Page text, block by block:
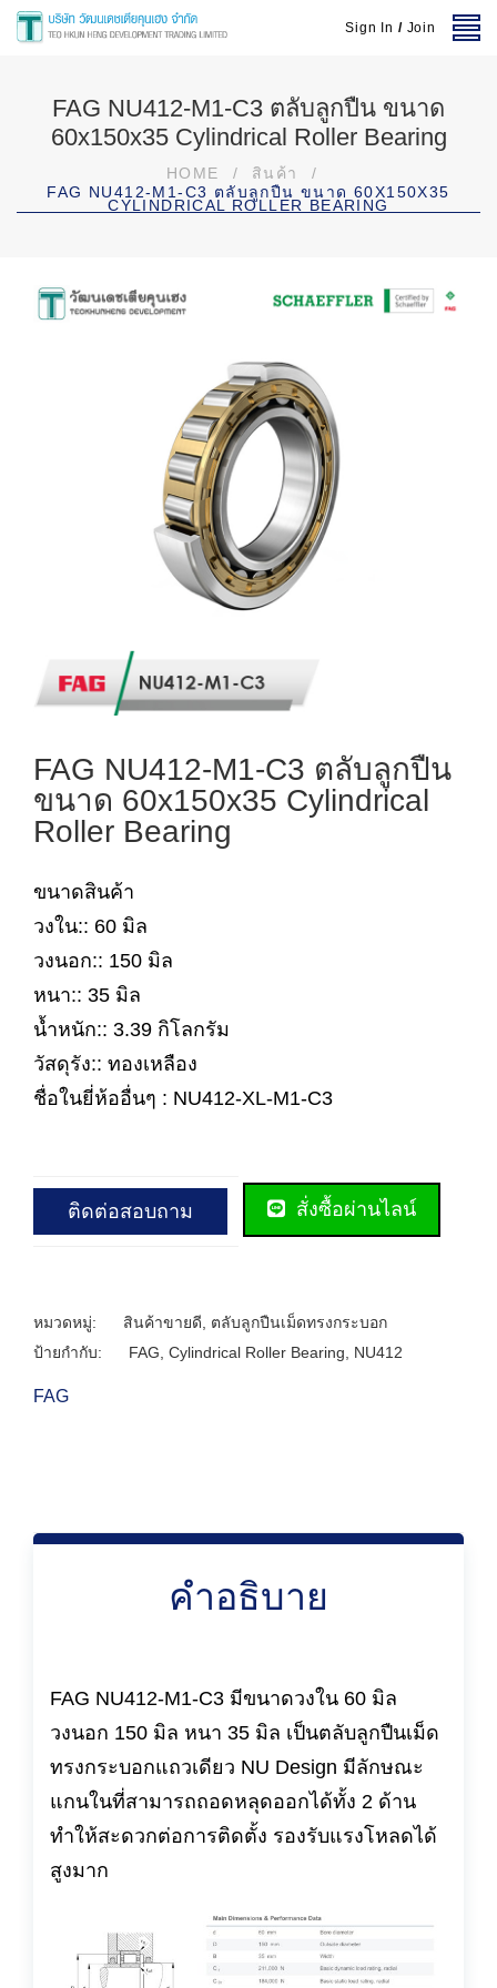
Sign In / Join
FAG NU412-M1-C3 ตลับลูกปืน ขนาด
60x150x35 Cylindrical Roller Bearing
HOME / สินค้า
/
FAG NU412-M1-C3 ตลับลูกปืน ขนาด 60X150X35
CYLINDRICAL ROLLER BEARING
FAG NU412-M1-C3 ตลับลูกปืน
ขนาด 60x150x35 Cylindrical
Roller Bearing
ขนาดสินค้า
วงใน:: 60 มิล
วงนอก:: 150 มิล
หนา:: 35 มิล
น้ำหนัก:: 3.39 กิโลกรัม
วัสดุรัง:: ทองเหลือง
ชื่อในยี่ห้ออื่นๆ : NU412-XL-M1-C3
ติดต่อสอบถาม สั่งซื้อผ่านไลน์
หมวดหมู่: สินค้าขายดี
ตลับลูกปืนเม็ดทรงกระบอก
ป้ายกำกับ:
FAG Cylindrical Roller Bearing NU412
FAG
คำอธิบาย
FAG NU412-M1-C3 มีขนาดวงใน 60 มิล
วงนอก 150 มิล หนา 35 มิล เป็นตลับลูกปืนเม็ด
ทรงกระบอกแถวเดียว NU Design มีลักษณะ
แกนในที่สามารถถอดหลุดออกได้ทั้ง 2 ด้าน
ทำให้สะดวกต่อการติดตั้ง รองรับแรงโหลดได้
สูงมาก